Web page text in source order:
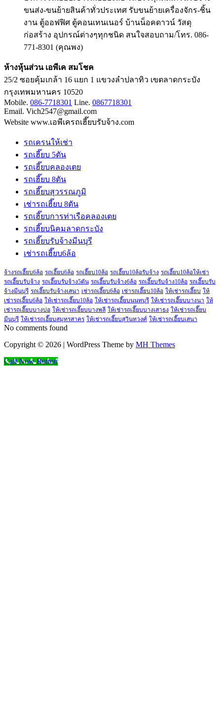
ขนส่ง-ขนย้ายสินค้าทั่วประเทศ รับขนย้ายเครื่องจักร-ชิ้น
งาน ตู้ออฟฟิศ ตู้คอนเทนเนอร์ บ้านน็อคดาวน์ วัสดุ
ก่อสร้าง อุปกรณ์ต่างๆทุกชนิด สนใจสอบถาม/โทร. 086-
771-8301 (คุณพง)
ห้างหุ้นส่วน เอพีเค สมโชค
25/2 ซอยคุ้มเกล้า 16 แยก 1 แขวงลำปลาทิว เขตลาดกระบัง
กรุงเทพมหานคร 10520
Mobile. 086-7718301 Line. 0867718301
Email. Vich2547@gmail.com
Website www.เอพีเครถเฮี๊ยบรับจ้าง.com
รถเครนให้เช่า
รถเฮี๊ยบ 5ตัน
รถเฮี๊ยบคลองเตย
รถเฮี๊ยบ 8ตัน
รถเฮี๊ยบสุวรรณภูมิ
เช่ารถเฮี๊ยบ 8ตัน
รถเฮี๊ยบการท่าเรือคลองเตย
รถเฮี๊ยบนิคมลาดกระบัง
รถเฮี๊ยบรับจ้างมีนบุรี
เช่ารถเฮี๊ยบ6ล้อ
จ้างรถเฮี๊ยบ6ล้อ รถเฮี๊ยบ6ล้อ รถเฮี๊ยบ10ล้อ รถเฮี๊ยบ10ล้อรับจ้าง รถเฮี๊ยบ10ล้อให้เช่า
รถเฮี๊ยบรับจ้าง รถเฮี๊ยบรับจ้าง5ตัน รถเฮี๊ยบรับจ้าง6ล้อ รถเฮี๊ยบรับจ้าง10ล้อ รถเฮี๊ยบรับ
จ้างมีนบุรี รถเฮี๊ยบรับจ้างเสนา เช่ารถเฮี๊ยบ6ล้อ เช่ารถเฮี๊ยบ10ล้อ ให้เช่ารถเฮี๊ยบ ให้
เช่ารถเฮี๊ยบ6ล้อ ให้เช่ารถเฮี๊ยบ10ล้อ ให้เช่ารถเฮี๊ยบนนทบุรี ให้เช่ารถเฮี๊ยบบางนา ให้
เช่ารถเฮี๊ยบบางบ่อ ให้เช่ารถเฮี๊ยบบางพลี ให้เช่ารถเฮี๊ยบบางเสาธง ให้เช่ารถเฮี๊ยบ
มีนบุรี ให้เช่ารถเฮี๊ยบสมุทรสาคร ให้เช่ารถเฮี๊ยบสุวินทวงศ์ ให้เช่ารถเฮี๊ยบเสนา
No comments found
Copyright © 2026 | WordPress Theme by MH Themes
Call Now Button